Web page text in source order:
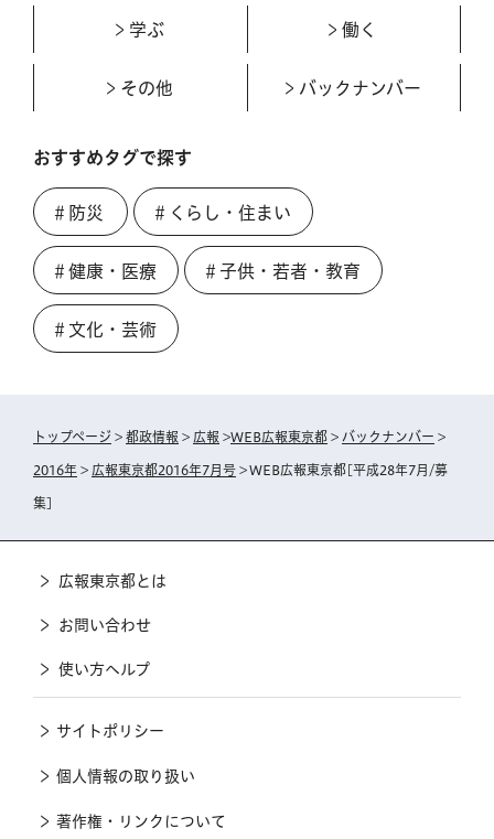
学ぶ 働く
その他 バックナンバー
おすすめタグで探す
＃防災 ＃くらし・住まい
＃健康・医療 ＃子供・若者・教育
＃文化・芸術
トップページ > 都政情報 > 広報 >WEB広報東京都 > バックナンバー >
2016年 > 広報東京都2016年7月号 > WEB広報東京都[平成28年7月/募
集]
広報東京都とは
お問い合わせ
使い方ヘルプ
サイトポリシー
個人情報の取り扱い
著作権・リンクについて